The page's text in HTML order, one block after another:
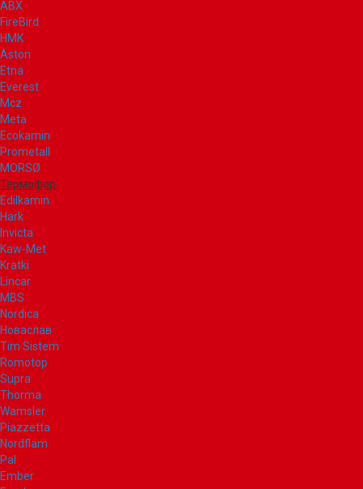
ABX
FireBird
НМК
Aston
Etna
Everest
Mcz
Meta
Ecokamin
Prometall
MORSØ
Термофор
Edilkamin
Hark
Invicta
Kaw-Met
Kratki
Lincar
MBS
Nordica
Новаслав
Tim Sistem
Romotop
Supra
Thorma
Wamsler
Piazzetta
Nordflam
Pal
Ember